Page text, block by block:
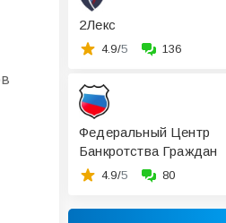
2Лекс
4.9/5 136
Федеральный Центр
Банкротства Граждан
4.9/5 80